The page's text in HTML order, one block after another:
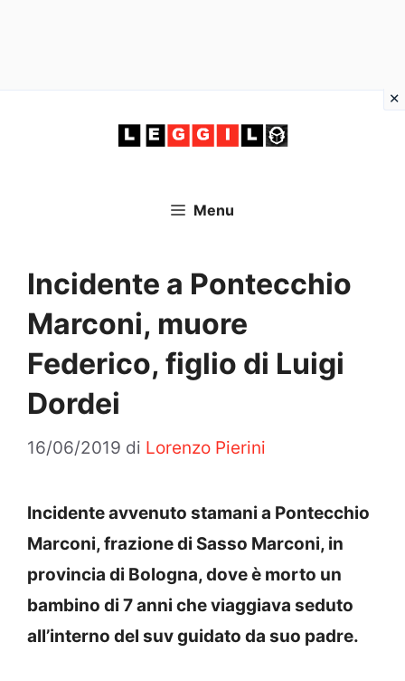
Menu
Incidente a Pontecchio
Marconi, muore
Federico, figlio di Luigi
Dordei
16/06/2019 di Lorenzo Pierini
Incidente avvenuto stamani a Pontecchio
Marconi, frazione di Sasso Marconi, in
provincia di Bologna, dove è morto un
bambino di 7 anni che viaggiava seduto
all’interno del suv guidato da suo padre.